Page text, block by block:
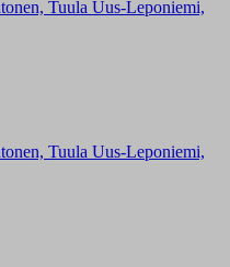
Tuula Uus-Leponiemi,
Tuula Uus-Leponiemi,